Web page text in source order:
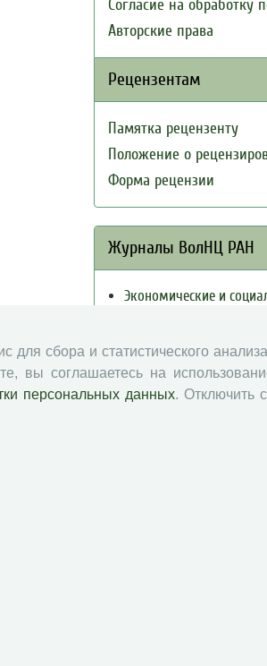
Согласие на обработку
Авторские права
Рецензентам
Памятка рецензенту
Положение о
Форма рецензии
Журналы ВолНЦ РАН
Экономические и
Вопросы
Социальное
Юный экономист
для сбора и статистического
вы соглашаетесь на
персональных данных. Отключить